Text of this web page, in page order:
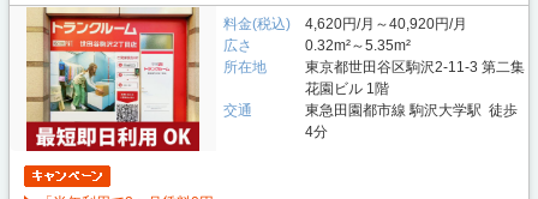
料金(税込)
4,620円/月～40,920円/月
広さ
0.32m²～5.35m²
所在地
東京都世田谷区駒沢2-11-3 第二集
花園ビル 1階
交通
東急田園都市線 駒沢大学駅 徒歩
4分